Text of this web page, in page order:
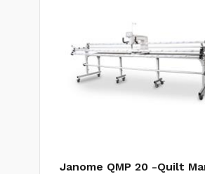
Janome QMP 20 -Quilt